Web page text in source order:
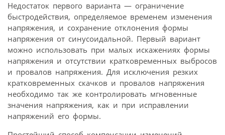
Недостаток первого варианта — ограничение
быстродействия, определяемое временем изменения
напряжения, и сохранение отклонения формы
напряжения от синусоидальной. Первый вариант
можно использовать при малых искажениях формы
напряжения и отсутствии кратковременных выбросов
и провалов напряжения. Для исключения резких
кратковременных скачков и провалов напряжения
необходимо так же контролировать мгновенные
значения напряжения, как и при исправлении
напряжений его формы.